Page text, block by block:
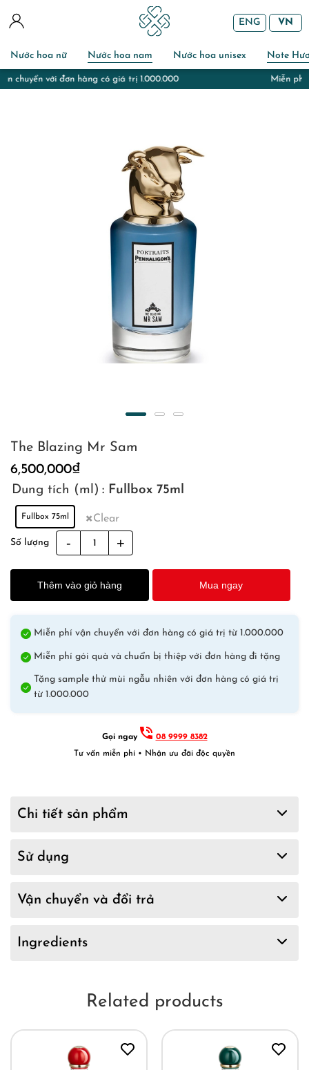
Nước hoa nữ Nước hoa nam Nước hoa unisex Note
ENG VN
Miễn phí gói quà và chuẩn bị thiệp với đơn hàng đi tặng
The Blazing Mr Sam
6,500,000₫
Dung tích (ml) : Fullbox 75ml
Fullbox 75ml Clear
Số lượng
Blazing
Mr
Sam
quantity
Thêm vào giỏ hàng Mua ngay
Miễn phí vận chuyển với đơn hàng có giá trị từ 1.000.000
Miễn phí gói quà và chuẩn bị thiệp với đơn hàng đi tặng
Tặng sample thử mùi ngẫu nhiên với đơn hàng có giá trị
từ 1.000.000
Gọi ngay
08 9999 8382
Tư vấn miễn phí • Nhận ưu đãi độc quyền
Chi tiết sản phẩm
Sử dụng
Vận chuyển và đổi trả
Ingredients
Related products